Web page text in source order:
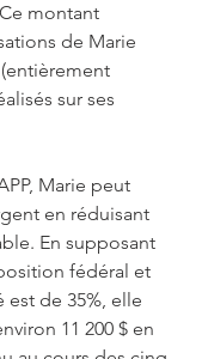
montant
de Marie
sur ses
Marie peut
en réduisant
En supposant
fédéral et
de 35%, elle
11 200 $ en